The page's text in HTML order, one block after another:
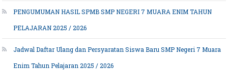
PENGUMUMAN HASIL SPMB SMP NEGERI 7 MUARA ENIM TAHUN
PELAJARAN 2025 / 2026
Jadwal Daftar Ulang dan Persyaratan Siswa Baru SMP Negeri 7 Muara
Enim Tahun Pelajaran 2025 / 2026